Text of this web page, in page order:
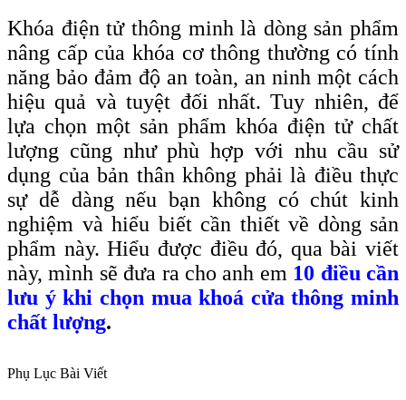
Khóa điện tử thông minh là dòng sản phẩm
nâng cấp của khóa cơ thông thường có tính
năng bảo đảm độ an toàn, an ninh một cách
hiệu quả và tuyệt đối nhất. Tuy nhiên, để
lựa chọn một sản phẩm khóa điện tử chất
lượng cũng như phù hợp với nhu cầu sử
dụng của bản thân không phải là điều thực
sự dễ dàng nếu bạn không có chút kinh
nghiệm và hiểu biết cần thiết về dòng sản
phẩm này. Hiểu được điều đó, qua bài viết
này, mình sẽ đưa ra cho anh em 10 điều cần
lưu ý khi chọn mua khoá cửa thông minh
chất lượng.
Phụ Lục Bài Viết